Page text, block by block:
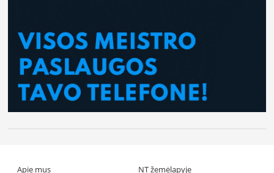
Apie mus NT žemėlapyje